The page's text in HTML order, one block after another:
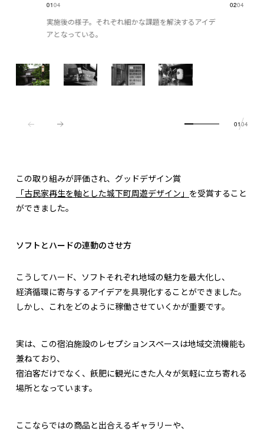
0104
実施後の様子。それぞれ細かな課題を解決するアイデ
アとなっている。
0204
0104
この取り組みが評価され、グッドデザイン賞
「古民家再生を軸とした城下町周遊デザイン」 を受賞すること
ができました。
ソフトとハードの連動のさせ方
こうしてハード、ソフトそれぞれ地域の魅力を最大化し、
経済循環に寄与するアイデアを具現化することができました。
しかし、これをどのように稼働させていくかが重要です。
実は、この宿泊施設のレセプションスペースは地域交流機能も
兼ねており、
宿泊客だけでなく、飫肥に観光にきた人々が気軽に立ち寄れる
場所となっています。
ここならではの商品と出合えるギャラリーや、